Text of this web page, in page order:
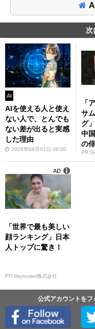
次
AI
AIを使える人と使え
ない人で、とんでも
ない差が出ると実感
した理由
2026年06月01日 09:00
「
サ
グ
中
の
PR
「世界で最も美しい
顔ランキング」日本
人トップに驚き！
PR Skyrocket株式会社
AD
公式アカウントをフ